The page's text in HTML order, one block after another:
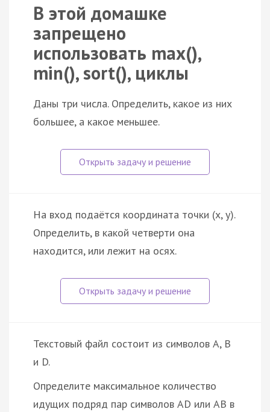
В этой домашке
запрещено
использовать max(),
min(), sort(), циклы
Даны три числа. Определить, какое из них
большее, а какое меньшее.
На вход подаётся координата точки (x, y).
Определить, в какой четверти она
находится, или лежит на осях.
Текстовый файл состоит из символов A, B
и D.
Определите максимальное количество
идущих подряд пар символов AD или AB в